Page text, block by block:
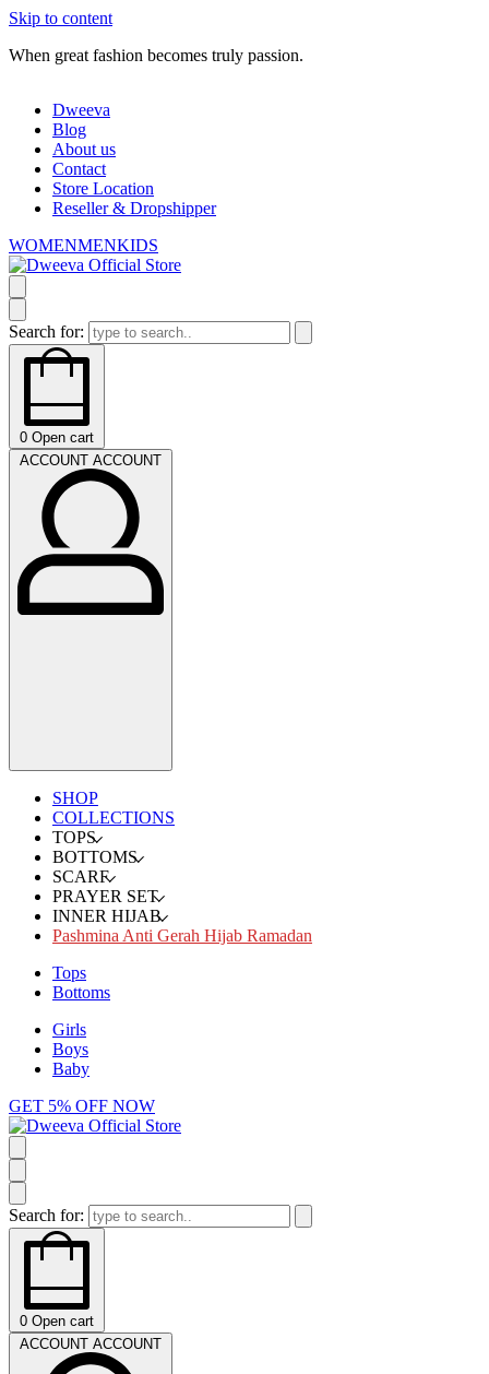
Skip to content
When great fashion becomes truly passion.
Dweeva
Blog
About us
Contact
Store Location
Reseller & Dropshipper
WOMENMENKIDS
Search for:
0 Open cart
ACCOUNT ACCOUNT
SHOP
COLLECTIONS
TOPS
BOTTOMS
SCARF
PRAYER SET
INNER HIJAB
Pashmina Anti Gerah Hijab Ramadan
Tops
Bottoms
Girls
Boys
Baby
GET 5% OFF NOW
Search for:
0 Open cart
ACCOUNT ACCOUNT